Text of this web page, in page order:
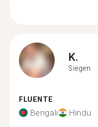
K.
Siegen
FLUENTE
Bengali Hindu